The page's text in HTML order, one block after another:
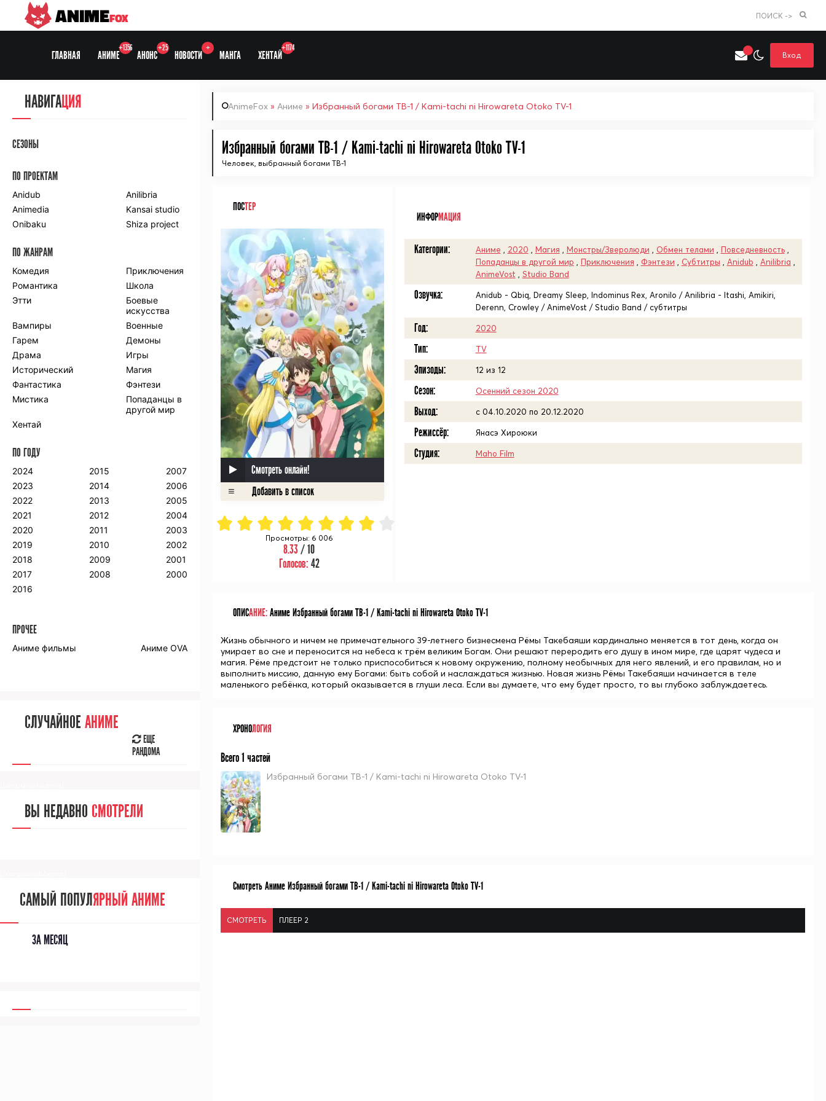
ANIMEFOX ПОИСК ->
ГЛАВНАЯ АНИМЕ
+1356
АНОНС
+25
НОВОСТИ
+
МАНГА ХЕНТАЙ
+1174
Вход
AnimeFox » Аниме » Избранный богами ТВ-1 / Kami-tachi ni Hirowareta Otoko TV-1
Избранный богами ТВ-1 / Kami-tachi ni Hirowareta Otoko TV-1
Человек, выбранный богами ТВ-1
ПОСТЕР
Смотреть онлайн!
Просмотры: 6 006
8.33/ 10
Голосов: 42
ИНФОРМАЦИЯ
Категории: Аниме 2020 Магия Монстры/Зверолюди Обмен телами Повседневность,
Попаданцы в другой мир
Приключения Фэнтези Субтитры Anidub Anilibria
AnimeVost
Studio Band
Озвучка:
Anidub - Qbiq, Dreamy Sleep, Indominus Rex, Aronilo / Anilibria - Itashi, Amikiri,
Derenn, Crowley / AnimeVost / Studio Band / субтитры
Год: 2020
Тип: TV
Эпизоды: 12 из 12
Сезон: Осенний сезон 2020
Выход: c 04.10.2020 по 20.12.2020
Режиссёр: Янасэ Хироюки
Студия: Maho Film
ОПИСАНИЕ:Аниме Избранный богами ТВ-1 / Kami-tachi ni Hirowareta Otoko TV-1
Жизнь обычного и ничем не примечательного 39-летнего бизнесмена Рёмы Такебаяши кардинально меняется в тот день, когда он
умирает во сне и переносится на небеса к трём великим Богам. Они решают переродить его душу в ином мире, где царят чудеса и
магия. Рёме предстоит не только приспособиться к новому окружению, полному необычных для него явлений, и его правилам, но и
выполнить миссию, данную ему Богами: быть собой и наслаждаться жизнью. Новая жизнь Рёмы Такебаяши начинается в теле
маленького ребёнка, который оказывается в глуши леса. Если вы думаете, что ему будет просто, то вы глубоко заблуждаетесь.
ХРОНОЛОГИЯ
Всего 1 частей
Избранный богами ТВ-1 / Kami-tachi ni Hirowareta Otoko TV-1
Смотреть Аниме Избранный богами ТВ-1 / Kami-tachi ni Hirowareta Otoko TV-1
СМОТРЕТЬ ПЛЕЕР 2
НАВИГАЦИЯ
СЕЗОНЫ
ПО ПРОЕКТАМ
Anidub
Anilibria
Animedia
Kansai studio
Onibaku
Shiza project
ПО ЖАНРАМ
Комедия
Приключения
Романтика
Школа
Этти
Боевые
искусства
Вампиры
Военные
Гарем
Демоны
Драма
Игры
Исторический
Магия
Фантастика
Фэнтези
Мистика
Попаданцы в
другой мир
Хентай
ПО ГОДУ
2024
2023
2022
2021
2020
2019
2018
2017
2016
2015
2014
2013
2012
2011
2010
2009
2008
2007
2006
2005
2004
2003
2002
2001
2000
ПРОЧЕЕ
Аниме фильмы Аниме OVA
СЛУЧАЙНОЕ АНИМЕ
ЕЩЕ
РАНДОМА
ВЫ НЕДАВНО СМОТРЕЛИ
САМЫЙ ПОПУЛЯРНЫЙ АНИМЕ
ЗА МЕСЯЦ